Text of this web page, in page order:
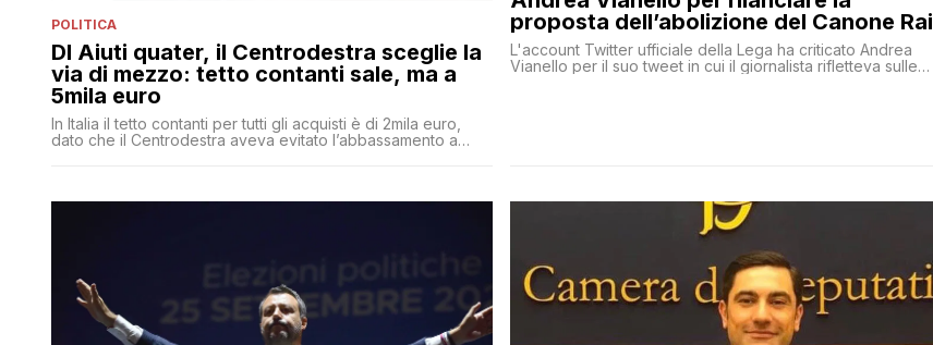
POLITICA
Dl Aiuti quater, il Centrodestra sceglie la
via di mezzo: tetto contanti sale, ma a
5mila euro
In Italia il tetto contanti per tutti gli acquisti è di 2mila euro,
dato che il Centrodestra aveva evitato l’abbassamento a
proposta dell’abolizione del Canone Rai
L'account Twitter ufficiale della Lega ha criticato Andrea
Vianello per il suo tweet in cui il giornalista rifletteva sulle